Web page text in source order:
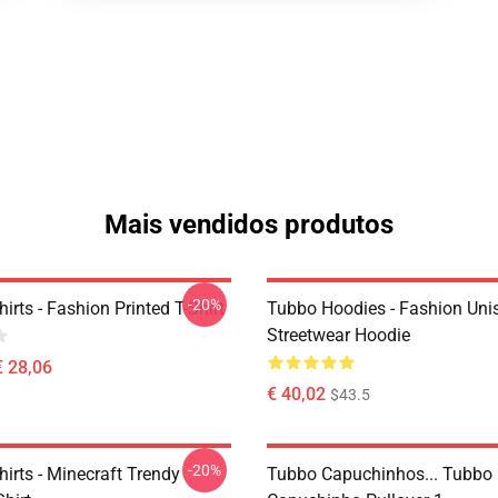
Mais vendidos produtos
- Fashion Printed T-Shirt
28,06
-20%
Tubbo Hoodies - Fashion
Streetwear Hoodie
€ 40,02 $43.5
- Minecraft Trendy -20%
Tubbo Capuchinhos... Tubbo